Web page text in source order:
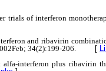
trials of interferon
and ribavirin
34(2):199-206. [
alfa-interferon plus ribavirin